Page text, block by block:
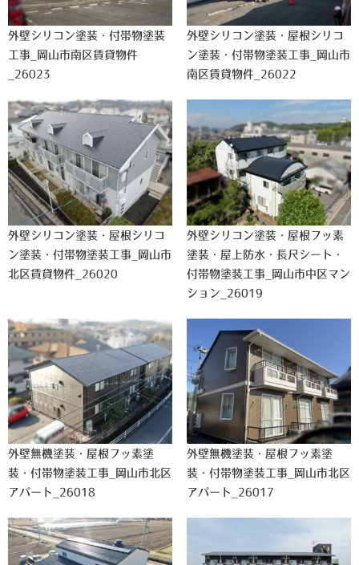
外壁シリコン塗装・付帯物塗装
工事_岡山市南区賃貸物件
_26023
外壁シリコン塗装・屋根シリコ
ン塗装・付帯物塗装工事_岡山市
南区賃貸物件_26022
外壁シリコン塗装・屋根シリコ
ン塗装・付帯物塗装工事_岡山市
北区賃貸物件_26020
外壁シリコン塗装・屋根フッ素
塗装・屋上防水・長尺シート・
付帯物塗装工事_岡山市中区マン
ション_26019
外壁無機塗装・屋根フッ素塗
装・付帯物塗装工事_岡山市北区
アパート_26018
外壁無機塗装・屋根フッ素塗
装・付帯物塗装工事_岡山市北区
アパート_26017